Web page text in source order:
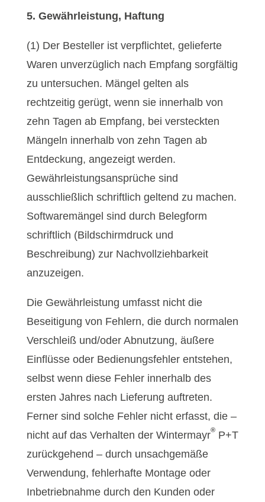
5. Gewährleistung, Haftung
(1) Der Besteller ist verpflichtet, gelieferte
Waren unverzüglich nach Empfang sorgfältig
zu untersuchen. Mängel gelten als
rechtzeitig gerügt, wenn sie innerhalb von
zehn Tagen ab Empfang, bei versteckten
Mängeln innerhalb von zehn Tagen ab
Entdeckung, angezeigt werden.
Gewährleistungsansprüche sind
ausschließlich schriftlich geltend zu machen.
Softwaremängel sind durch Belegform
schriftlich (Bildschirmdruck und
Beschreibung) zur Nachvollziehbarkeit
anzuzeigen.
Die Gewährleistung umfasst nicht die
Beseitigung von Fehlern, die durch normalen
Verschleiß und/oder Abnutzung, äußere
Einflüsse oder Bedienungsfehler entstehen,
selbst wenn diese Fehler innerhalb des
ersten Jahres nach Lieferung auftreten.
Ferner sind solche Fehler nicht erfasst, die –
nicht auf das Verhalten der Wintermayr®P+T
zurückgehend – durch unsachgemäße
Verwendung, fehlerhafte Montage oder
Inbetriebnahme durch den Kunden oder